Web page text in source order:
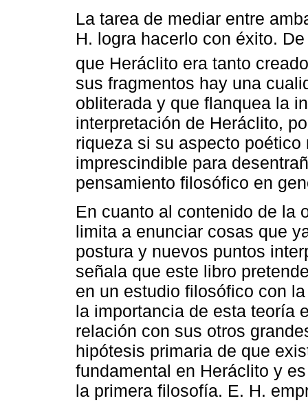
La tarea de mediar entre
H. logra hacerlo con éxito.
que Heráclito era tanto
sus fragmentos hay una
obliterada y que flanquea la
interpretación de Heráclito,
riqueza si su aspecto
imprescindible para
pensamiento filosófico en
En cuanto al contenido de la
limita a enunciar cosas que
postura y nuevos puntos
señala que este libro
en un estudio filosófico con
la importancia de esta teoría
relación con sus otros
hipótesis primaria de que
fundamental en Heráclito y
la primera filosofía. E. H.